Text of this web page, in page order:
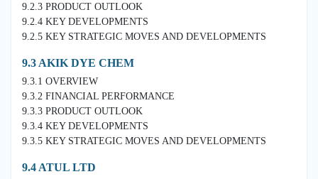
9.2.3 PRODUCT OUTLOOK
9.2.4 KEY DEVELOPMENTS
9.2.5 KEY STRATEGIC MOVES AND DEVELOPMENTS
9.3 AKIK DYE CHEM
9.3.1 OVERVIEW
9.3.2 FINANCIAL PERFORMANCE
9.3.3 PRODUCT OUTLOOK
9.3.4 KEY DEVELOPMENTS
9.3.5 KEY STRATEGIC MOVES AND DEVELOPMENTS
9.4 ATUL LTD